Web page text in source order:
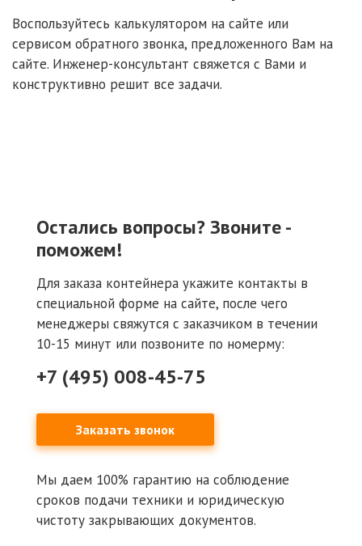
Воспользуйтесь калькулятором на сайте или
сервисом обратного звонка, предложенного Вам на
сайте. Инженер-консультант свяжется с Вами и
конструктивно решит все задачи.
Остались вопросы? Звоните -
поможем!
Для заказа контейнера укажите контакты в
специальной форме на сайте, после чего
менеджеры свяжутся с заказчиком в течении
10-15 минут или позвоните по номерму:
+7 (495) 008-45-75
Заказать звонок
Мы даем 100% гарантию на соблюдение
сроков подачи техники и юридическую
чистоту закрывающих документов.